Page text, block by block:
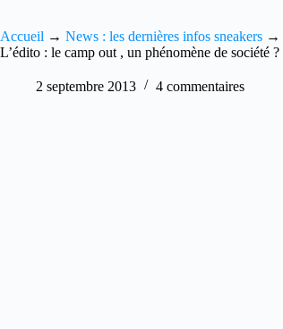
Accueil → News : les dernières infos sneakers →
L’édito : le camp out , un phénomène de société ?
2 septembre 2013 4 commentaires